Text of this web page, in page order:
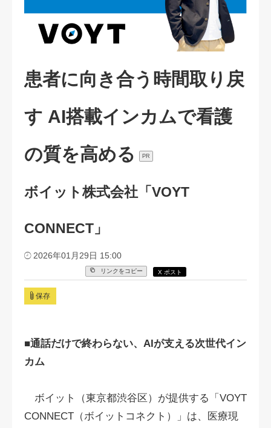
患者に向き合う時間取り戻
す AI搭載インカムで看護
の質を高める
PR
ボイット株式会社「VOYT
CONNECT」
2026年01月29日 15:00
リンクをコピー X ポスト
保存
■通話だけで終わらない、AIが支える次世代イン
カム
ボイット（東京都渋谷区）が提供する「VOYT
CONNECT（ボイットコネクト）」は、医療現